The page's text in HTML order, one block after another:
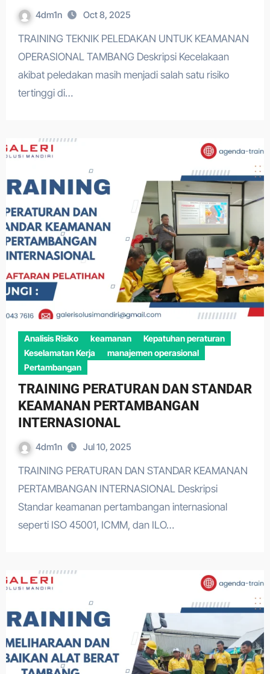
4dm1n Oct 8, 2025
TRAINING TEKNIK PELEDAKAN UNTUK KEAMANAN
OPERASIONAL TAMBANG Deskripsi Kecelakaan
akibat peledakan masih menjadi salah satu risiko
tertinggi di…
Analisis Risiko keamanan
Kepatuhan peraturan
Keselamatan Kerja
manajemen operasional
Pertambangan
TRAINING PERATURAN DAN STANDAR
KEAMANAN PERTAMBANGAN
INTERNASIONAL
4dm1n Jul 10, 2025
TRAINING PERATURAN DAN STANDAR KEAMANAN
PERTAMBANGAN INTERNASIONAL Deskripsi
Standar keamanan pertambangan internasional
seperti ISO 45001, ICMM, dan ILO…